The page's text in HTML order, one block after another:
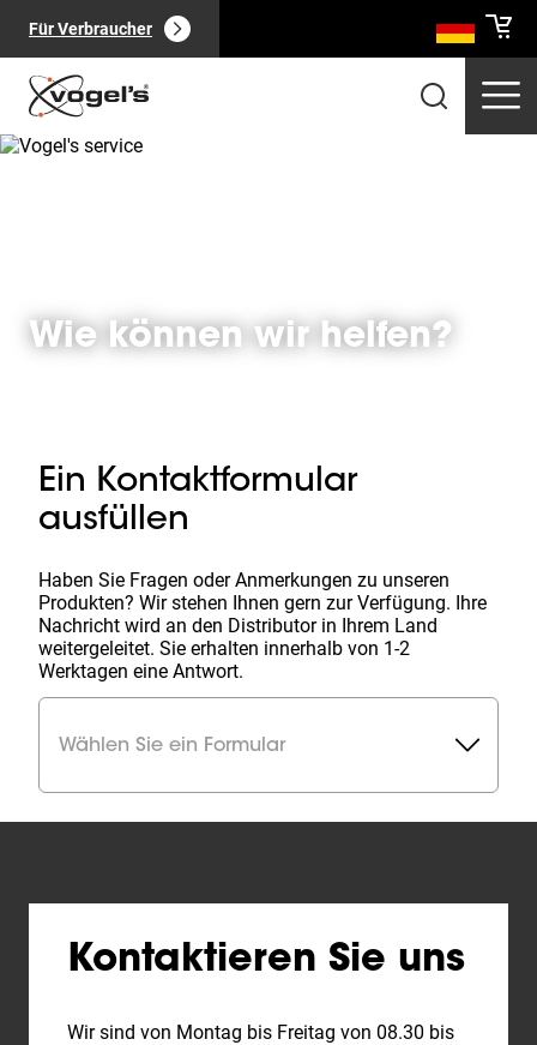
Für Verbraucher
Professionelle Produkte 0): Alle anzeigen
Seiten (0
Wie können wir helfen?
Ein Kontaktformular
ausfüllen
Haben Sie Fragen oder Anmerkungen zu unseren
Produkten? Wir stehen Ihnen gern zur Verfügung. Ihre
Nachricht wird an den Distributor in Ihrem Land
weitergeleitet. Sie erhalten innerhalb von 1-2
Werktagen eine Antwort.
Wählen Sie ein Formular
Kontaktieren Sie uns
Wir sind von Montag bis Freitag von 08.30 bis